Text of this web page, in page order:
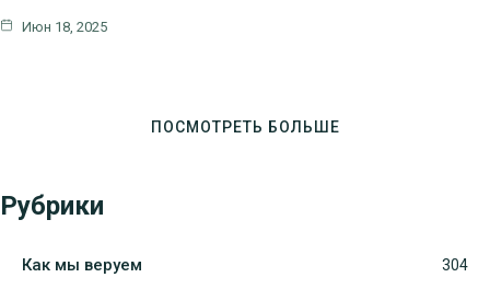
Июн 18, 2025
ПОСМОТРЕТЬ БОЛЬШЕ
Рубрики
Как мы веруем 304